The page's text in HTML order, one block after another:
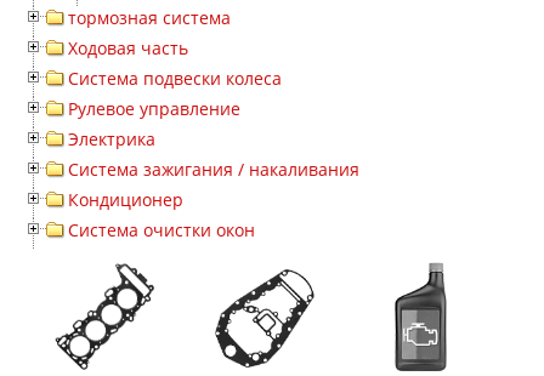
тормозная система
Ходовая часть
Система подвески колеса
Рулевое управление
Электрика
Система зажигания / накаливания
Кондиционер
Система очистки окон